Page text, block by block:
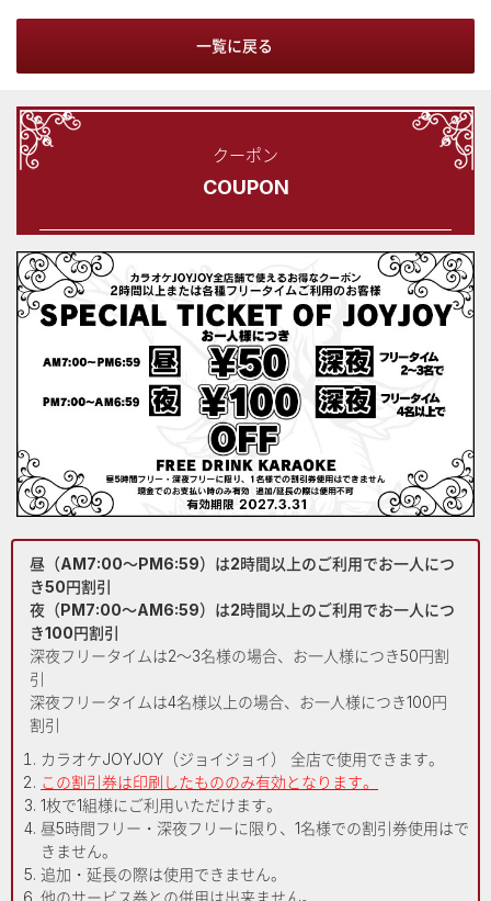
一覧に戻る
クーポン
COUPON
昼（AM7:00～PM6:59）は2時間以上のご利用でお一人につ
き50円割引
夜（PM7:00～AM6:59）は2時間以上のご利用でお一人につ
き100円割引
深夜フリータイムは2～3名様の場合、お一人様につき50円割
引
深夜フリータイムは4名様以上の場合、お一人様につき100円
割引
カラオケJOYJOY（ジョイジョイ） 全店で使用できます。
この割引券は印刷したもののみ有効となります。
1枚で1組様にご利用いただけます。
昼5時間フリー・深夜フリーに限り、1名様での割引券使用はで
きません。
追加・延長の際は使用できません。
他のサービス券との併用は出来ません。